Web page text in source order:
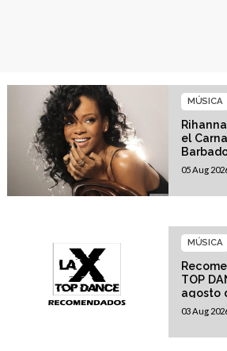
el
rumores
MÚSICA
05 Aug
TOP
agosto
MÚSICA
03 Aug